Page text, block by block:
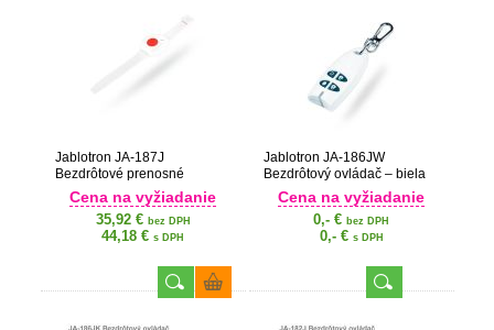
Jablotron JA-187J
Bezdrôtové prenosné
tiesňové tlačidlo
Cena na vyžiadanie
35,92 € bez DPH
44,18 € s DPH
Jablotron JA-186JW
Bezdrôtový ovládač – biela
farbaCena na vyžiadanie
0,- € bez DPH
0,- € s DPH